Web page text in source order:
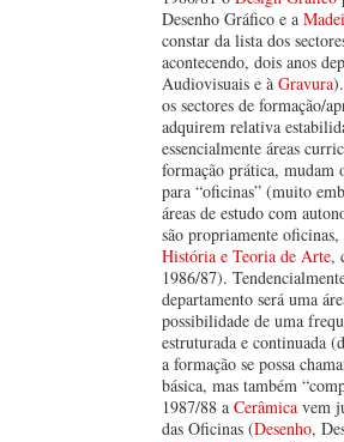
Desenho Gráfico e a
constar da lista dos
acontecendo, dois anos
Audiovisuais e à Gravura
os sectores de formação/
adquirem relativa
essencialmente áreas
formação prática, mudam
para “oficinas” (muito
áreas de estudo com
são propriamente
História e Teoria de Arte,
1986/87).
departamento será uma
possibilidade de uma
estruturada e continuada
a formação se possa
básica, mas também
1987/88 a Cerâmica vem
das Oficinas (Desenho,